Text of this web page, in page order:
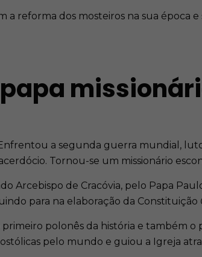
a reforma dos mosteiros na sua época
papa
a segunda guerra mundial,
Tornou-se um missionário
Arcebispo de Cracóvia, pelo Papa
para na elaboração da Constituição
primeiro polonês da história e também
pelo mundo e guiou a Igreja